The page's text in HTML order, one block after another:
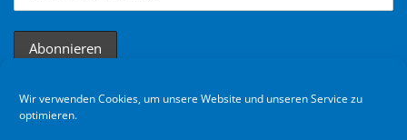
Wir verwenden Cookies, um unsere Website und unseren Service zu
optimieren.